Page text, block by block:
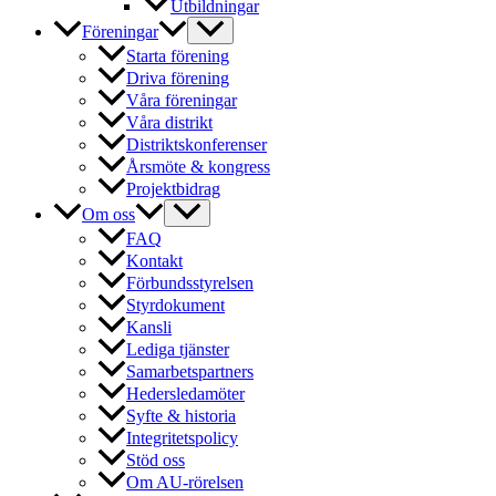
Utbildningar
Föreningar
Starta förening
Driva förening
Våra föreningar
Våra distrikt
Distriktskonferenser
Årsmöte & kongress
Projektbidrag
Om oss
FAQ
Kontakt
Förbundsstyrelsen
Styrdokument
Kansli
Lediga tjänster
Samarbetspartners
Hedersledamöter
Syfte & historia
Integritetspolicy
Stöd oss
Om AU-rörelsen